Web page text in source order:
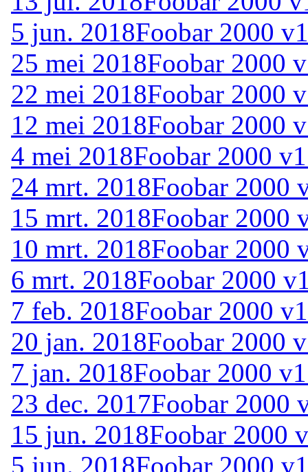
5 jun. 2018Foobar 2000
25 mei 2018Foobar 2000
22 mei 2018Foobar 2000
12 mei 2018Foobar 2000
4 mei 2018Foobar 2000
24 mrt. 2018Foobar 2000
15 mrt. 2018Foobar 2000
10 mrt. 2018Foobar 2000
6 mrt. 2018Foobar 2000
7 feb. 2018Foobar 2000
20 jan. 2018Foobar 2000
7 jan. 2018Foobar 2000
23 dec. 2017Foobar 2000
15 jun. 2018Foobar 2000
5 jun. 2018Foobar 2000